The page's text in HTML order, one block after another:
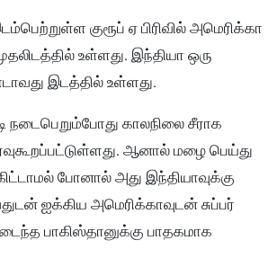
குரூப் ஏ பிரிவில் அமெரிக்கா
உள்ளது. இந்தியா ஒரு
இடத்தில் உள்ளது.
காலநிலை சீராக
ஆனால் மழை பெய்து
போனால் அது இந்தியாவுக்கு
ஐக்கிய அமெரிக்காவுடன் சுப்பர்
பாகிஸ்தானுக்கு பாதகமாக